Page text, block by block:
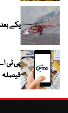
یکے بعد دیگرے 2 ہیلی
پی ٹی
فیصلہ